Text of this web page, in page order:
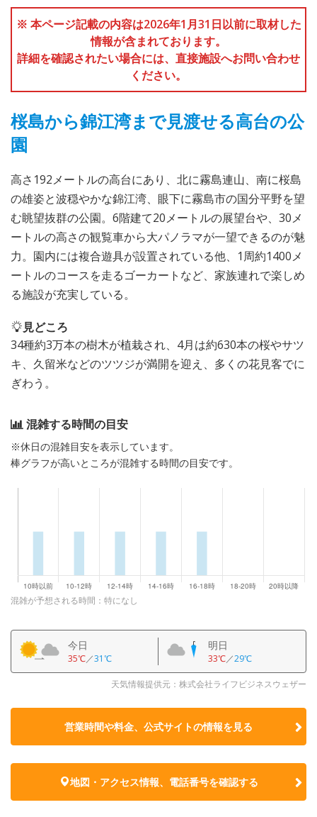
※ 本ページ記載の内容は2026年1月31日以前に取材した
情報が含まれております。
詳細を確認されたい場合には、直接施設へお問い合わせ
ください。
桜島から錦江湾まで見渡せる高台の公
園
高さ192メートルの高台にあり、北に霧島連山、南に桜島
の雄姿と波穏やかな錦江湾、眼下に霧島市の国分平野を望
む眺望抜群の公園。6階建て20メートルの展望台や、30メ
ートルの高さの観覧車から大パノラマが一望できるのが魅
力。園内には複合遊具が設置されている他、1周約1400メ
ートルのコースを走るゴーカートなど、家族連れで楽しめ
る施設が充実している。
見どころ
34種約3万本の樹木が植栽され、4月は約630本の桜やサツ
キ、久留米などのツツジが満開を迎え、多くの花見客でに
ぎわう。
混雑する時間の目安
※休日の混雑目安を表示しています。
棒グラフが高いところが混雑する時間の目安です。
混雑が予想される時間：特になし
今日
35℃／31℃
明日
33℃／29℃
天気情報提供元：株式会社ライフビジネスウェザー
営業時間や料金、公式サイトの情報を見る
地図・アクセス情報、電話番号を確認する